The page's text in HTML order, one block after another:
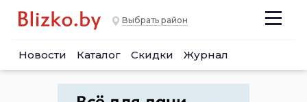
Выбрать район
Новости Каталог Скидки Журнал